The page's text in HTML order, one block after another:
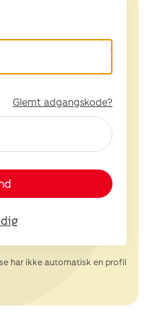
Glemt adgangskode?
har ikke automatisk en profil